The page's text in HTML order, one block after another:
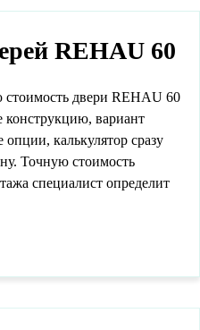
REHAU 60
стоимость двери REHAU 60
вариант
калькулятор сразу
Точную стоимость
специалист определит